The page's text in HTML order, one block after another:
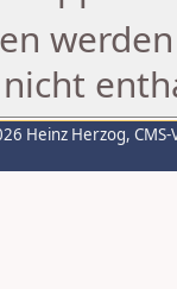
Heinz Herzog,